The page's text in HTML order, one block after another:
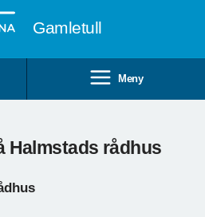
Gamletull
Meny
Halmstads rådhus